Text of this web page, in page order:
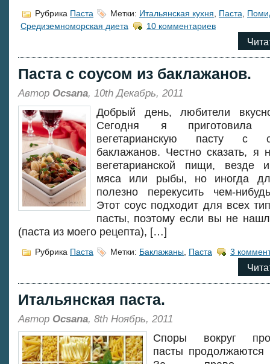
Рубрика Паста Метки: Итальянская кухня Паста
Средиземноморская диета
10 комментариев
Паста с соусом из баклажанов.
Автор Ocsana, 10th Декабрь, 2011
Добрый день, любители
Сегодня я
вегетарианскую пасту с
баклажанов. Честно сказать, я
вегетарианской пищи, везде
мяса или рыбы, но иногда
полезно перекусить чем-
Этот соус подходит для всех
пасты, поэтому если вы не
(паста из моего рецепта), […]
Рубрика Паста Метки: Баклажаны Паста 3
Итальянская паста.
Автор Ocsana, 8th Ноябрь, 2011
Споры вокруг
пасты